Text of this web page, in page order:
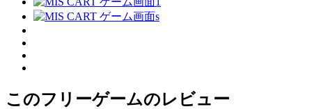
このフリーゲームのレビュー